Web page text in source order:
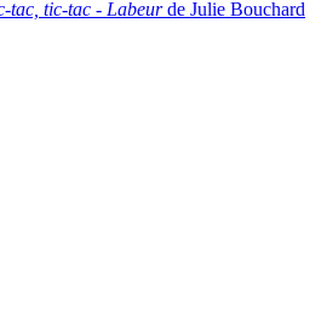
tac, tic-tac - Labeurde Julie Bouchard